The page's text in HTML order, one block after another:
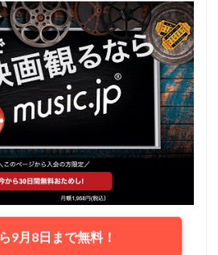
9月8日まで無料！